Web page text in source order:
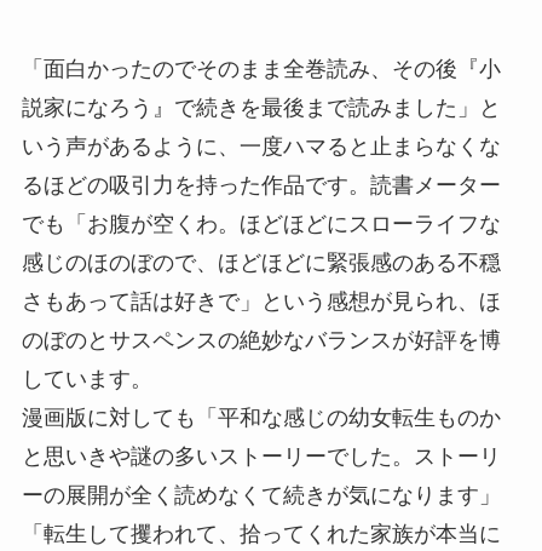
「面白かったのでそのまま全巻読み、その後『小
説家になろう』で続きを最後まで読みました」と
いう声があるように、一度ハマると止まらなくな
るほどの吸引力を持った作品です。読書メーター
でも「お腹が空くわ。ほどほどにスローライフな
感じのほのぼので、ほどほどに緊張感のある不穏
さもあって話は好きで」という感想が見られ、ほ
のぼのとサスペンスの絶妙なバランスが好評を博
しています。
漫画版に対しても「平和な感じの幼女転生ものか
と思いきや謎の多いストーリーでした。ストーリ
ーの展開が全く読めなくて続きが気になります」
「転生して攫われて、拾ってくれた家族が本当に